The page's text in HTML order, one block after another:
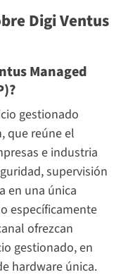
Digi Ventus
Managed
gestionado
que reúne el
e industria
supervisión
en una única
específicamente
ofrezcan
gestionado, en
hardware única.